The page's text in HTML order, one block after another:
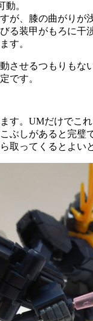
。
が、膝の曲がりが
る装甲がもろに干
す。
させるつもりもな
です。
す。UMだけでこ
ぶしがあると完璧
取ってくるとよい